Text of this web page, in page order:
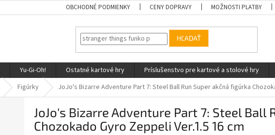
OBCHODNÉ PODMIENKY CENY DOPRAVY MOŽNOSTI PLATBY
HĽADAŤ
Yu-Gi-Oh! Ostatné kartové hry Príslušenstvo pre kartové a stolové hry
Figúrky JoJo's Bizarre Adventure Part 7: Steel Ball Run Super akčná figúrka
JoJo's Bizarre Adventure Part 7: Steel Ball
Chozokado Gyro Zeppeli Ver.1.5 16 cm